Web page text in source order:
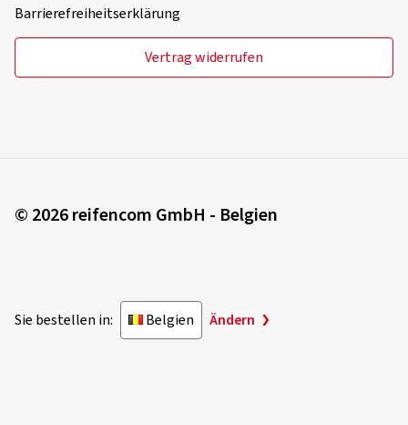
Barrierefreiheitserklärung
Vertrag widerrufen
© 2026 reifencom GmbH - Belgien
Sie bestellen in: Belgien Ändern